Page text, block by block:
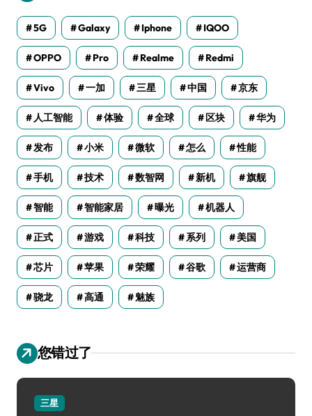
5G Galaxy Iphone IQOO
OPPO Pro Realme Redmi
Vivo 一加 三星 中国 京东
人工智能 体验 全球 区块 华为
发布 小米 微软 怎么 性能
手机 技术 数智网 新机 旗舰
智能 智能家居 曝光 机器人
正式 游戏 科技 系列 美国
芯片 苹果 荣耀 谷歌 运营商
骁龙 高通 魅族
您错过了
三星